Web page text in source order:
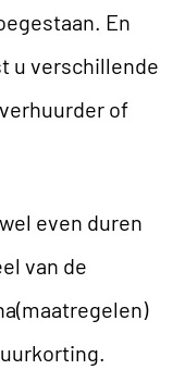
En
u verschillende
of
even duren
van de